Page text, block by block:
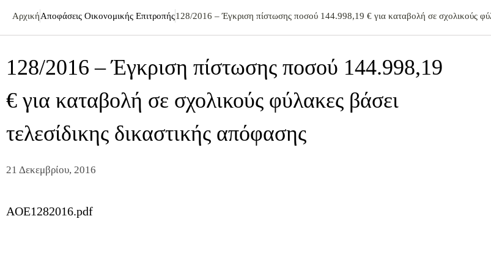
ΑρχικήΑποφάσεις Οικονομικής Επιτροπής128/2016 – Έγκριση πίστωσης ποσού 144.998,19 € για καταβολή σε σχολικούς
128/2016 – Έγκριση πίστωσης ποσού 144.998,19
€ για καταβολή σε σχολικούς φύλακες βάσει
τελεσίδικης δικαστικής απόφασης
21 Δεκεμβρίου, 2016
AOE1282016.pdf